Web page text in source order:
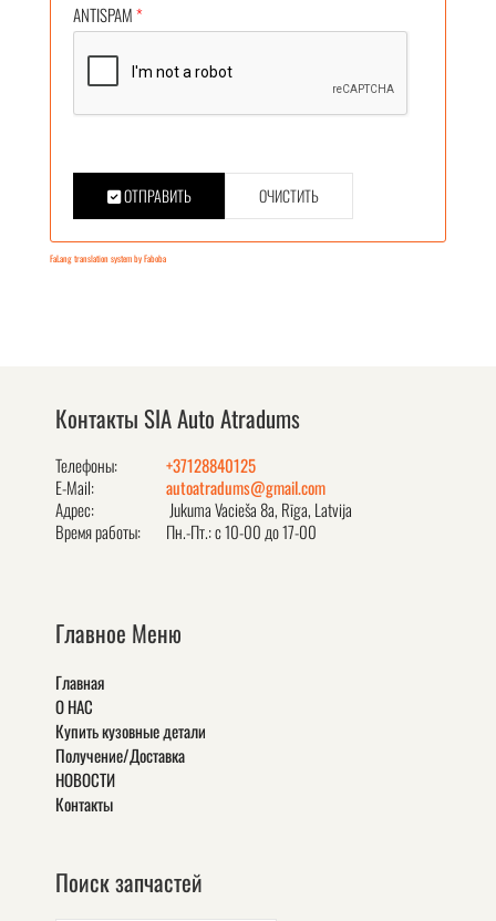
ANTISPAM*
ОТПРАВИТЬ ОЧИСТИТЬ
FaLang translation system by Faboba
Контакты SIA Auto Atradums
Телефоны:
+37128840125
E-Mail:
autoatradums@gmail.com
Адрес:
Jukuma Vacieša 8a, Rīga, Latvija
Время работы:
Пн.-Пт.: с 10-00 до 17-00
Главное Меню
Главная
О НАС
Купить кузовные детали
Получение/Доставка
НОВОСТИ
Контакты
Поиск запчастей